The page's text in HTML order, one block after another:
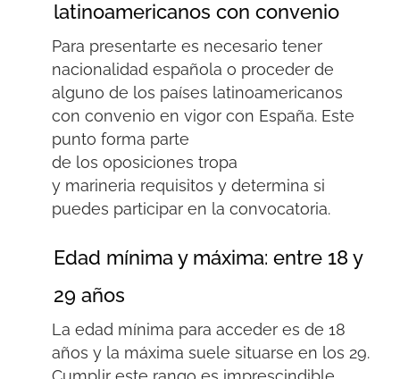
latinoamericanos con convenio
Para presentarte es necesario tener
nacionalidad española o proceder de
alguno de los países latinoamericanos
con convenio en vigor con España. Este
punto forma parte
de los oposiciones tropa
y marineria requisitos y determina si
puedes participar en la convocatoria.
Edad mínima y máxima: entre 18 y
29 años
La edad mínima para acceder es de 18
años y la máxima suele situarse en los 29.